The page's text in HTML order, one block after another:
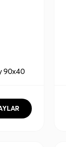
90x40